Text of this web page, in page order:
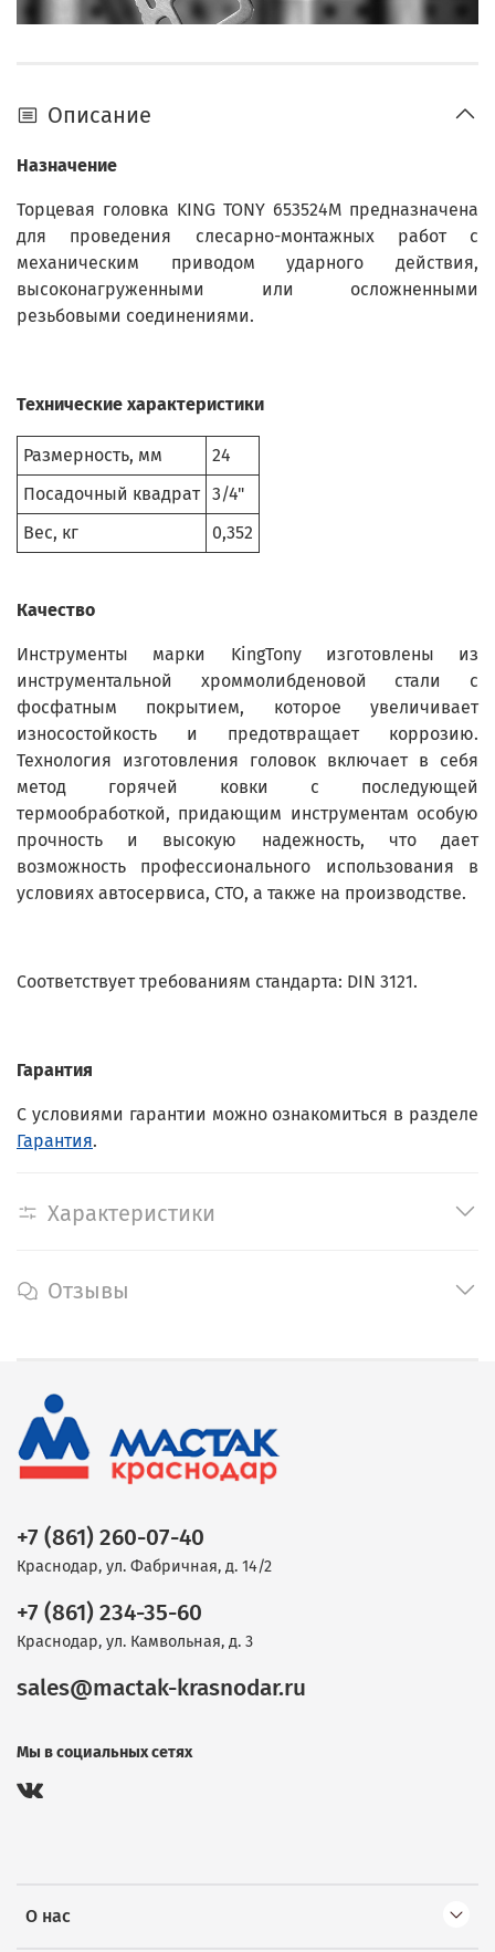
Описание
Назначение
Торцевая головка KING TONY 653524M предназначена
для проведения слесарно-монтажных работ с
механическим приводом ударного действия,
высоконагруженными или осложненными
резьбовыми соединениями.
Технические характеристики
Размерность, мм
24
Посадочный квадрат 3/4"
Вес, кг
0,352
Качество
Инструменты марки KingTony изготовлены из
инструментальной хроммолибденовой стали с
фосфатным покрытием, которое увеличивает
износостойкость и предотвращает коррозию.
Технология изготовления головок включает в себя
метод горячей ковки с последующей
термообработкой, придающим инструментам особую
прочность и высокую надежность, что дает
возможность профессионального использования в
условиях автосервиса, СТО, а также на производстве.
Соответствует требованиям стандарта: DIN 3121.
Гарантия
С условиями гарантии можно ознакомиться в разделе
Гарантия.
Характеристики
Отзывы
О нас
+7 (861) 260-07-40
Краснодар, ул. Фабричная, д. 14/2
+7 (861) 234-35-60
Краснодар, ул. Камвольная, д. 3
sales@mactak-krasnodar.ru
Мы в социальных сетях